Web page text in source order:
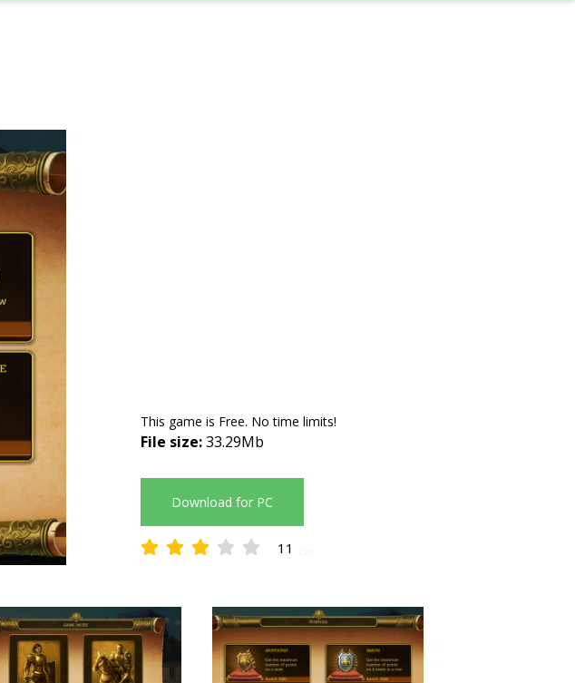
This game is Free. No time limits!
File size:33.29Mb
Download for PC
11